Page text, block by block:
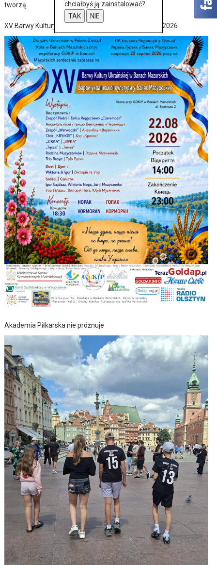
tworzą
XV Barwy Kultury Ukraińskiej w Baniach Mazurskich 2026
Akademia Piłkarska nie próżnuje
chciałbyś ją zainstalować?
TAK
NIE